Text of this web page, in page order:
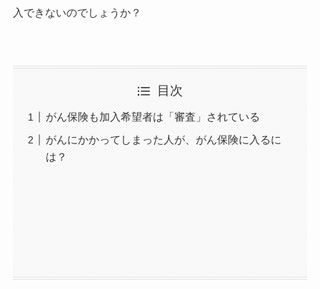
入できないのでしょうか？
目次
がん保険も加入希望者は「審査」されている
がんにかかってしまった人が、がん保険に入るに
は？